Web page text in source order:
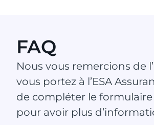
FAQ
Nous vous remercions de
vous portez à l’ESA
de compléter le
pour avoir plus